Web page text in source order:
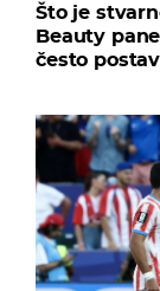
Što je
Beauty
često